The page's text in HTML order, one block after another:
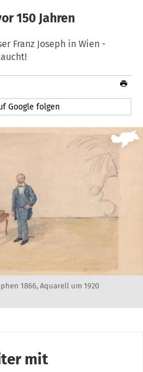
150 Jahren
Franz Joseph in Wien -
Google folgen
1866, Aquarell um 1920